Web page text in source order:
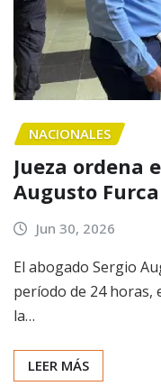
NACIONALES
Jueza ordena
Augusto
Jun 30, 2026
El abogado Sergio
período de 24 horas,
la…
LEER MÁS